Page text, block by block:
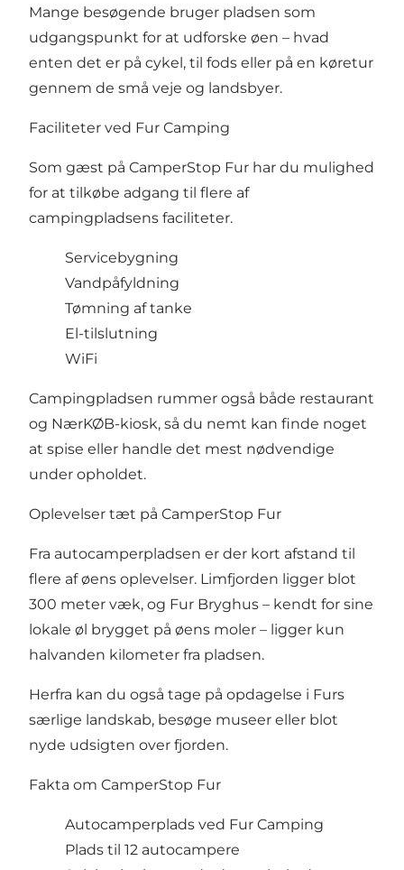
Mange besøgende bruger pladsen som
udgangspunkt for at udforske øen – hvad
enten det er på cykel, til fods eller på en køretur
gennem de små veje og landsbyer.
Faciliteter ved Fur Camping
Som gæst på CamperStop Fur har du mulighed
for at tilkøbe adgang til flere af
campingpladsens faciliteter.
Servicebygning
Vandpåfyldning
Tømning af tanke
El-tilslutning
WiFi
Campingpladsen rummer også både restaurant
og NærKØB-kiosk, så du nemt kan finde noget
at spise eller handle det mest nødvendige
under opholdet.
Oplevelser tæt på CamperStop Fur
Fra autocamperpladsen er der kort afstand til
flere af øens oplevelser. Limfjorden ligger blot
300 meter væk, og Fur Bryghus – kendt for sine
lokale øl brygget på øens moler – ligger kun
halvanden kilometer fra pladsen.
Herfra kan du også tage på opdagelse i Furs
særlige landskab, besøge museer eller blot
nyde udsigten over fjorden.
Fakta om CamperStop Fur
Autocamperplads ved Fur Camping
Plads til 12 autocampere